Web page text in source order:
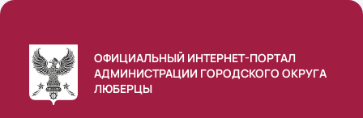
ОФИЦИАЛЬНЫЙ ИНТЕРНЕТ-ПОРТАЛ
АДМИНИСТРАЦИИ ГОРОДСКОГО ОКРУГА
ЛЮБЕРЦЫ